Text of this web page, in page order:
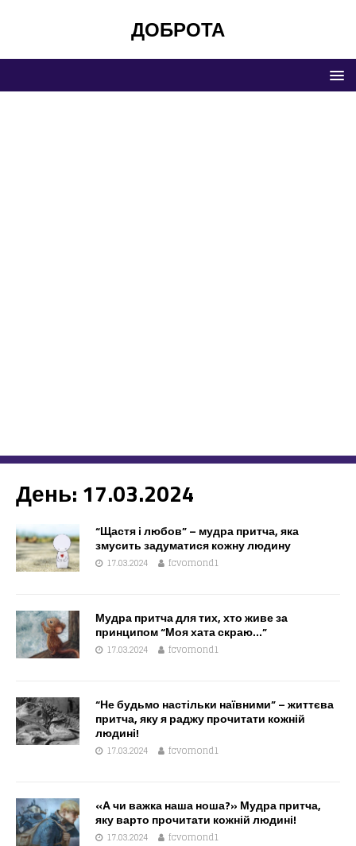
ДОБРОТА
День: 17.03.2024
“Щастя і любов” – мудра притча, яка
змусить задуматися кожну людину
17.03.2024 fcvomond1
Мудра притча для тих, хто живе за
принципом “Моя хата скраю…”
17.03.2024 fcvomond1
“Не будьмо настільки наївними” – життєва
притча, яку я раджу прочитати кожній
людині!
17.03.2024 fcvomond1
«А чи важка наша ноша?» Мудра притча,
яку варто прочитати кожній людині!
17.03.2024 fcvomond1